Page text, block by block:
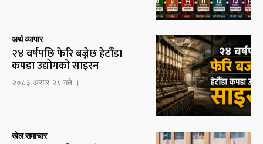
अर्थ व्यापार
२४ वर्षपछि फेरि बज्नेछ हेटौँडा
कपडा उद्योगको साइरन
२०८३ असार २८ गते ।
खेल समाचार